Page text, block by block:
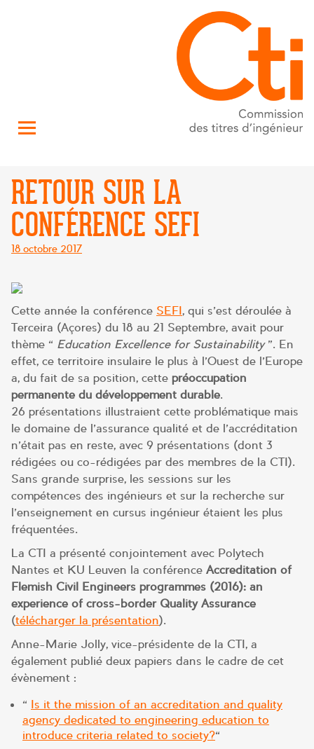
RETOUR SUR LA
CONFÉRENCE SEFI
Posté
18 octobre 2017
Cette année la conférence SEFI, qui s’est déroulée à
Terceira (Açores) du 18 au 21 Septembre, avait pour
thème « Education Excellence for Sustainability». En
effet, ce territoire insulaire le plus à l’Ouest de l’Europe
a, du fait de sa position, cette préoccupation
permanente du développement durable.
26 présentations illustraient cette problématique mais
le domaine de l’assurance qualité et de l’accréditation
n’était pas en reste, avec 9 présentations (dont 3
rédigées ou co-rédigées par des membres de la CTI).
Sans grande surprise, les sessions sur les
compétences des ingénieurs et sur la recherche sur
l’enseignement en cursus ingénieur étaient les plus
fréquentées.
La CTI a présenté conjointement avec Polytech
Nantes et KU Leuven la conférence Accreditation of
Flemish Civil Engineers programmes (2016): an
experience of cross-border Quality Assurance
(télécharger la présentation).
Anne-Marie Jolly, vice-présidente de la CTI, a
également publié deux papiers dans le cadre de cet
évènement :
« Is it the mission of an accreditation and quality
agency dedicated to engineering education to
introduce criteria related to society?«